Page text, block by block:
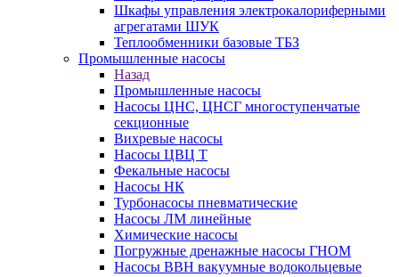
Шкафы управления электрокалориферными
агрегатами ШУК
Теплообменники базовые ТБЗ
Промышленные насосы
Назад
Промышленные насосы
Насосы ЦНС, ЦНСГ многоступенчатые
секционные
Вихревые насосы
Насосы ЦВЦ Т
Фекальные насосы
Насосы НК
Турбонасосы пневматические
Насосы ЛМ линейные
Химические насосы
Погружные дренажные насосы ГНОМ
Насосы ВВН вакуумные водокольцевые